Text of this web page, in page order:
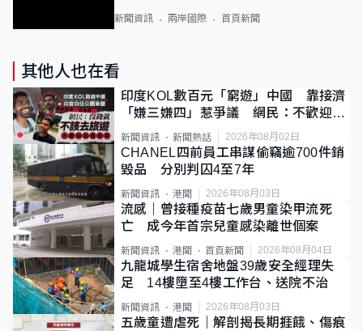
新聞資訊 兩岸國際 首頁新聞
其他人也在看
印度KOL數百元「窮遊」中國 靠接濟
「嫌三嫌四」惹爭議 網民：不歡迎劣
質旅客
新聞資訊 新聞熱話 2026年08月02日
CHANEL四前員工串謀偷竊逾700件銷
毀品 分別判囚4至7年
新聞資訊 港聞 2026年08月03日
流感｜曾接種疫苗七歲男童染甲流死
亡 成今年首宗兒童感染離世個案
新聞資訊 港聞 首頁新聞 2026年08月04日
九龍城學生宿舍地盤39歲安全經理失
足 14樓墮至4樓工作台、送院不治
新聞資訊 港聞 2026年08月03日
五歲童遭虐死｜解剖揭長期捱餓、傷痕